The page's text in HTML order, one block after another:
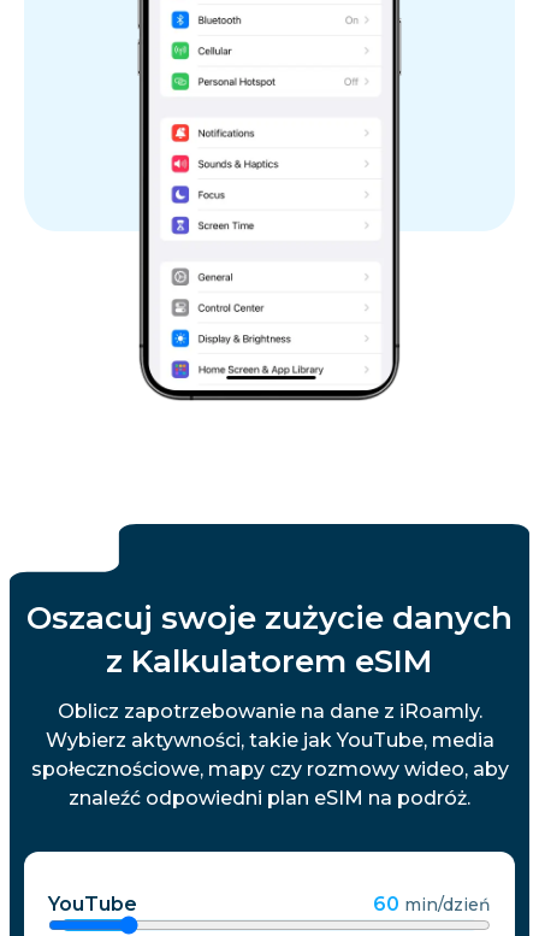
Oszacuj swoje zużycie danych
z Kalkulatorem eSIM
Oblicz zapotrzebowanie na dane z iRoamly.
Wybierz aktywności, takie jak YouTube, media
społecznościowe, mapy czy rozmowy wideo, aby
znaleźć odpowiedni plan eSIM na podróż.
YouTube 60 min/dzień